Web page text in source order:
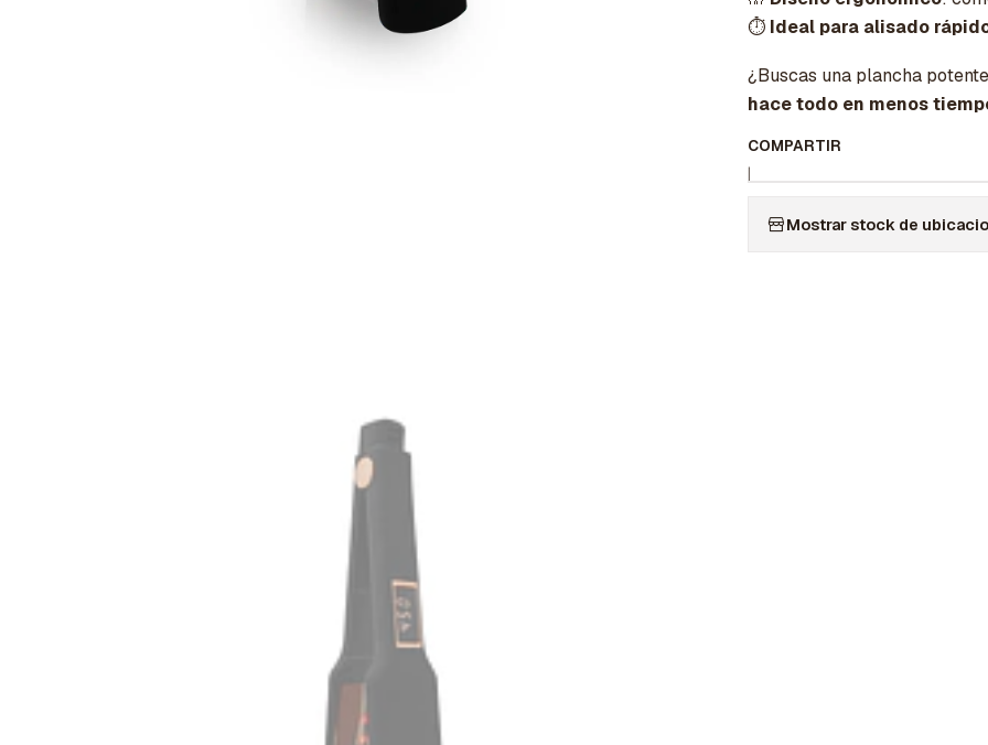
⏱️ Ideal para alisado
¿Buscas una plancha
hace todo en menos
COMPARTIR
|
Mostrar stock de